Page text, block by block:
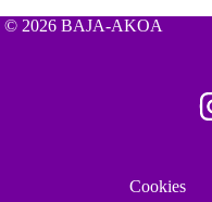
© 2026 BAJA-AKOA
Cookies